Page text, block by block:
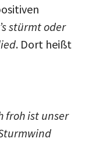
stürmt oder
. Dort heißt
froh ist unser